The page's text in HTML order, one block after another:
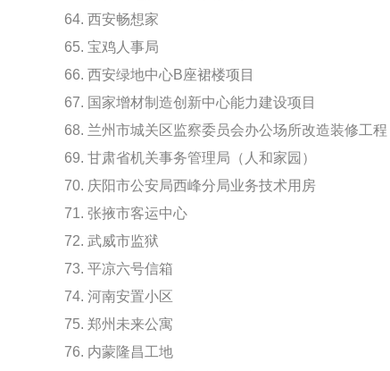
64. 西安畅想家
65. 宝鸡人事局
66. 西安绿地中心B座裙楼项目
67. 国家增材制造创新中心能力建设项目
68. 兰州市城关区监察委员会办公场所改造装修工程
69. 甘肃省机关事务管理局（人和家园）
70. 庆阳市公安局西峰分局业务技术用房
71. 张掖市客运中心
72. 武威市监狱
73. 平凉六号信箱
74. 河南安置小区
75. 郑州未来公寓
76. 内蒙隆昌工地